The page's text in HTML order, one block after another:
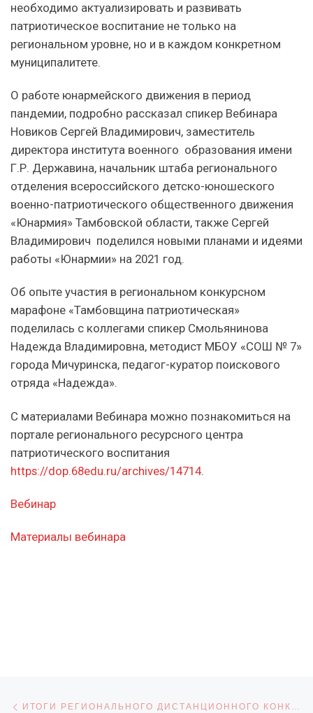
необходимо актуализировать и развивать
патриотическое воспитание не только на
региональном уровне, но и в каждом конкретном
муниципалитете.
О работе юнармейского движения в период
пандемии, подробно рассказал спикер Вебинара
Новиков Сергей Владимирович, заместитель
директора института военного образования имени
Г.Р. Державина, начальник штаба регионального
отделения всероссийского детско-юношеского
военно-патриотического общественного движения
«Юнармия» Тамбовской области, также Сергей
Владимирович поделился новыми планами и идеями
работы «Юнармии» на 2021 год.
Об опыте участия в региональном конкурсном
марафоне «Тамбовщина патриотическая»
поделилась с коллегами спикер Смольянинова
Надежда Владимировна, методист МБОУ «СОШ № 7»
города Мичуринска, педагог-куратор поискового
отряда «Надежда».
С материалами Вебинара можно познакомиться на
портале регионального ресурсного центра
патриотического воспитания
https://dop.68edu.ru/archives/14714.
Вебинар
Материалы вебинара
Навигация по записям ИТОГИ РЕГИОНАЛЬНОГО ДИСТАНЦИОННОГО КОНКУРСНОГО МАРАФОНА «ТАМБОВЩИНА ПАТРИОТИЧЕСКАЯ»